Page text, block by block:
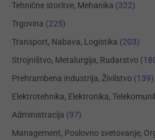
Tehnične storitve, Mehanika (322)
Trgovina (225)
Transport, Nabava, Logistika (203)
Strojništvo, Metalurgija, Rudarstvo
Prehrambena industrija, Živilstvo (139)
Elektrotehnika, Elektronika,
Administracija (97)
Management, Poslovno svetovanje,